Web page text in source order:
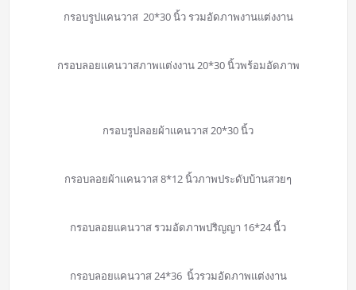
กรอบรูปแคนวาส 20*30 นิ้ว รวมอัดภาพงานแต่งงาน
กรอบลอยแคนวาสภาพแต่งงาน 20*30 นิ้วพร้อมอัดภาพ
กรอบรูปลอยผ้าแคนวาส 20*30 นิ้ว
กรอบลอยผ้าแคนวาส 8*12 นิ้วภาพประดับบ้านสวยๆ
กรอบลอยแคนวาส รวมอัดภาพปริญญา 16*24 นื้ว
กรอบลอยแคนวาส 24*36 นิ้วรวมอัดภาพแต่งงาน